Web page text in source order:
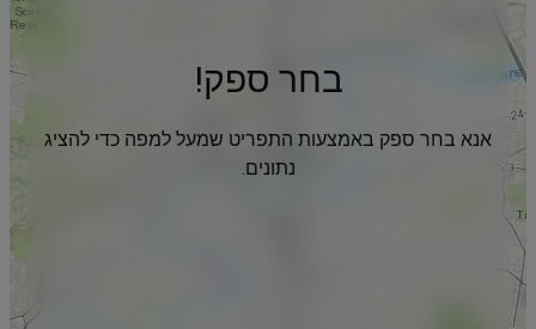
בחר ספק!
אנא בחר ספק באמצעות התפריט שמעל למפה כדי להציג
נתונים.